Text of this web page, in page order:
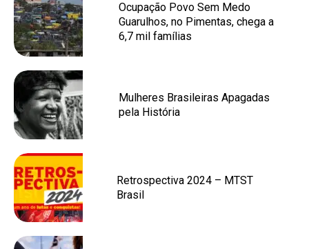
Ocupação Povo Sem Medo
Guarulhos, no Pimentas, chega a
6,7 mil famílias
Mulheres Brasileiras Apagadas
pela História
Retrospectiva 2024 – MTST
Brasil